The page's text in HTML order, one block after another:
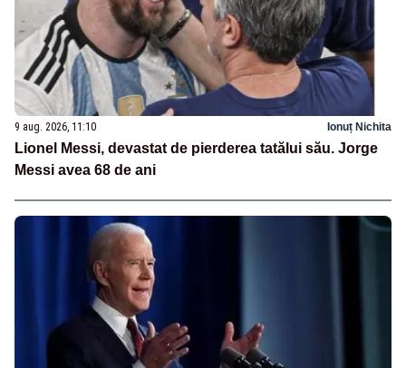
9 aug. 2026, 11:10 Ionuț Nichita
Lionel Messi, devastat de pierderea tatălui său. Jorge
Messi avea 68 de ani